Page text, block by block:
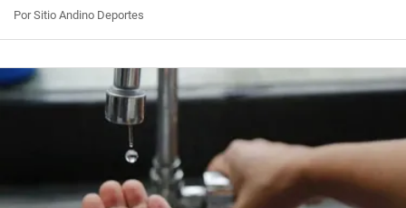
Por Sitio Andino Deportes